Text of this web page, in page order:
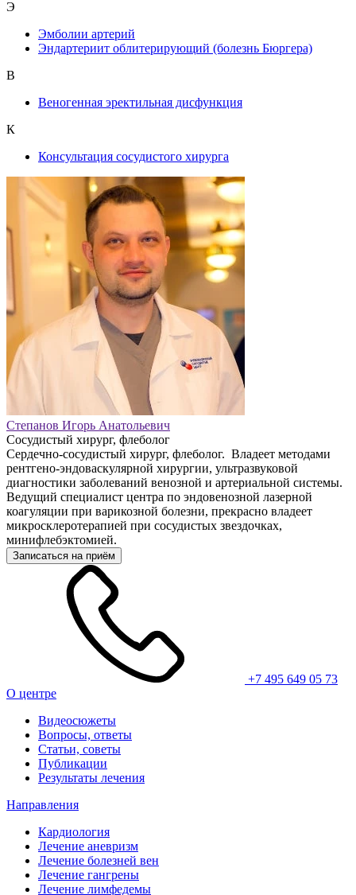
Э
Эмболии артерий
Эндартериит облитерирующий (болезнь Бюргера)
В
Веногенная эректильная дисфункция
К
Консультация сосудистого хирурга
Степанов Игорь Анатольевич
Сосудистый хирург, флеболог
Сердечно-сосудистый хирург, флеболог. Владеет методами
рентгено-эндоваскулярной хирургии, ультразвуковой
диагностики заболеваний венозной и артериальной системы.
Ведущий специалист центра по эндовенозной лазерной
коагуляции при варикозной болезни, прекрасно владеет
микросклеротерапией при сосудистых звездочках,
минифлебэктомией.
Записаться на приём
+7 495 649 05 73
О центре
Видеосюжеты
Вопросы, ответы
Статьи, советы
Публикации
Результаты лечения
Направления
Кардиология
Лечение аневризм
Лечение болезней вен
Лечение гангрены
Лечение лимфедемы